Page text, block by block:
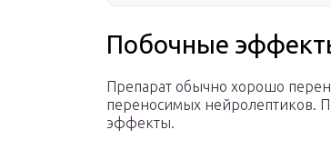
Побочные
Препарат обычно хорошо
переносимых нейролептиков.
эффекты.